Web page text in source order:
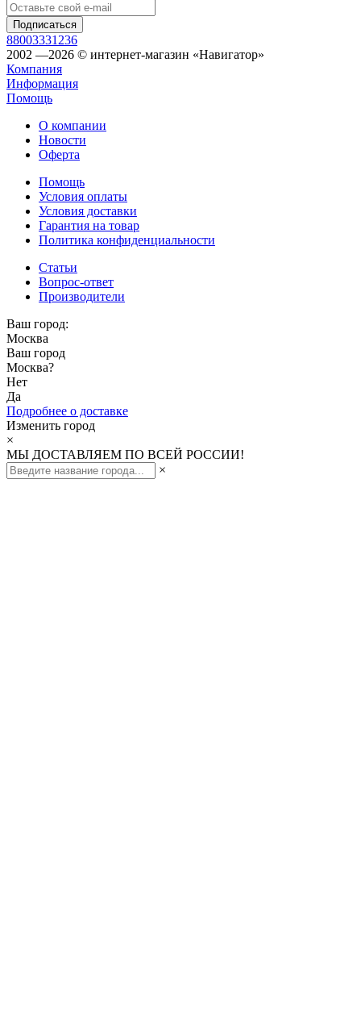
88003331236
2002 —2026 © интернет-магазин «Навигатор»
Компания
Информация
Помощь
О компании
Новости
Оферта
Помощь
Условия оплаты
Условия доставки
Гарантия на товар
Политика конфиденциальности
Статьи
Вопрос-ответ
Производители
Ваш город:
Москва
Ваш город
Москва?
Нет
Да
Подробнее о доставке
Изменить город
×
МЫ ДОСТАВЛЯЕМ ПО ВСЕЙ РОССИИ!
×